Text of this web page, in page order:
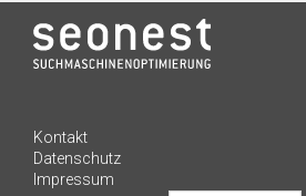
Kontakt
Datenschutz
Impressum
SEHR GUT